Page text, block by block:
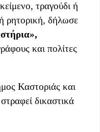
τραγούδι ή
ρητορική, δήλωσε
και πολίτες
Καστοριάς και
δικαστικά